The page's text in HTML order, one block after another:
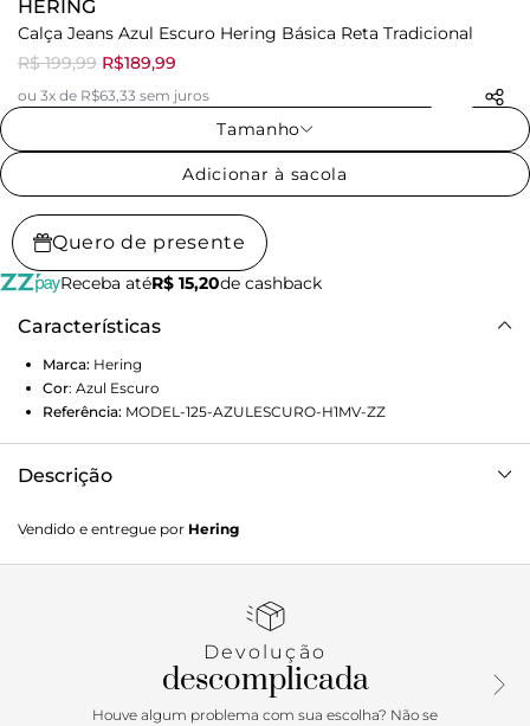
HERING
Calça Jeans Azul Escuro Hering Básica Reta Tradicional
R$ 199,99 R$189,99
ou 3x de R$63,33 sem juros
Tamanho
Adicionar à sacola
Quero de presente
Receba atéR$ 15,20de cashback
Características
Marca: Hering
Cor: Azul Escuro
Referência: MODEL-125-AZULESCURO-H1MV-ZZ
Descrição
indispensável no guarda-roupa. Elaborada em jeans com
elastano que garante maior flexibilidade e ótimo
itens essenciais e versáteis que podem ser coordenados
Detalhes da peça: Em jeans Modelagem reta Five pockets
Cós com passantes Fechamento com zíper e botão
Vendido e entregue por Hering
Devolução
descomplicada
Houve algum problema com sua escolha? Não se